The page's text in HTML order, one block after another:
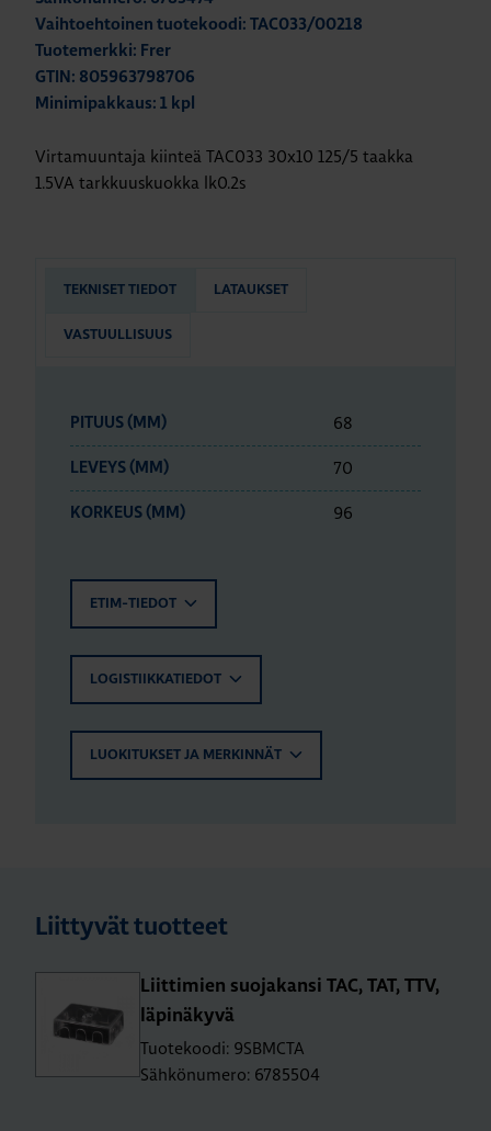
Vaihtoehtoinen tuotekoodi: TAC033/00218
Tuotemerkki: Frer
GTIN: 805963798706
Minimipakkaus: 1 kpl
Virtamuuntaja kiinteä TAC033 30x10 125/5 taakka
1.5VA tarkkuuskuokka lk0.2s
TEKNISET TIEDOT LATAUKSET
VASTUULLISUUS
PITUUS (MM) 68
LEVEYS (MM) 70
KORKEUS (MM) 96
ETIM-TIEDOT
LOGISTIIKKATIEDOT
LUOKITUKSET JA MERKINNÄT
Liittyvät tuotteet
Liit­ti­mien suo­ja­kan­si TAC, TAT, TTV,
lä­pi­nä­ky­vä
Tuotekoodi: 9SBMCTA
Sähkönumero: 6785504